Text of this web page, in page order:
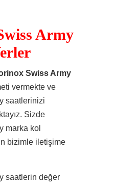
Army
Swiss Army
vermekte ve
saatlerinizi
Sizde
marka kol
bizimle iletişime
saatlerin değer